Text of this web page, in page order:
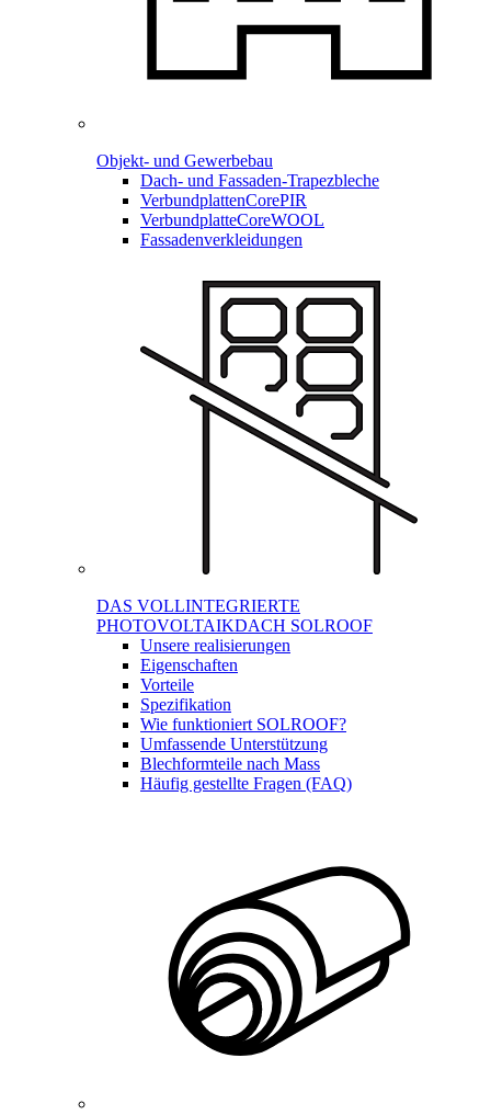
Objekt- und Gewerbebau
Dach- und Fassaden-Trapezbleche
VerbundplattenCorePIR
VerbundplatteCoreWOOL
Fassadenverkleidungen
DAS VOLLINTEGRIERTE
PHOTOVOLTAIKDACH SOLROOF
Unsere realisierungen
Eigenschaften
Vorteile
Spezifikation
Wie funktioniert SOLROOF?
Umfassende Unterstützung
Blechformteile nach Mass
Häufig gestellte Fragen (FAQ)